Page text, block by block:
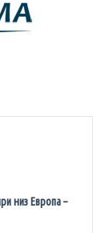
низ Европа –